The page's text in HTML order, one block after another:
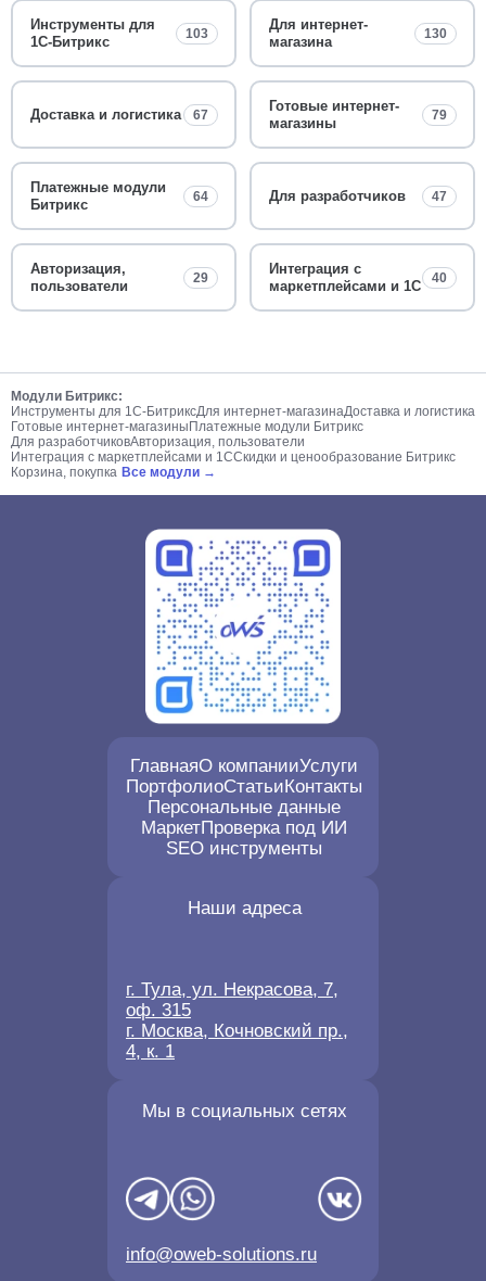
Инструменты для
1С-Битрикс
103
Для интернет-
магазина
130
Доставка и логистика 67
Готовые интернет-
магазины
79
Платежные модули
Битрикс
64 Для разработчиков 47
Авторизация,
пользователи
29
Интеграция с
маркетплейсами и 1С
40
Модули Битрикс:
Инструменты для 1С-БитриксДля интернет-магазинаДоставка и логистика
Готовые интернет-магазины Платежные модули Битрикс
Для разработчиковАвторизация, пользователи
Интеграция с маркетплейсами и 1ССкидки и ценообразование Битрикс
Корзина, покупка Все модули →
ГлавнаяО компанииУслуги
ПортфолиоСтатьиКонтакты
Персональные данные
МаркетПроверка под ИИ
SEO инструменты
Мы в социальных сетях
info@oweb-solutions.ru
Наши адреса
г. Тула, ул. Некрасова, 7,
оф. 315
г. Москва, Кочновский пр.,
4, к. 1